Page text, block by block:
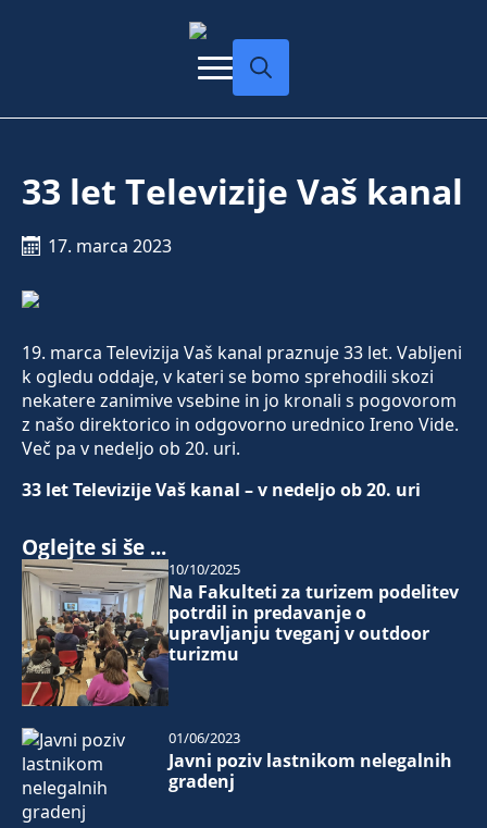
33 let Televizije Vaš kanal
17. marca 2023
19. marca Televizija Vaš kanal praznuje 33 let. Vabljeni
k ogledu oddaje, v kateri se bomo sprehodili skozi
nekatere zanimive vsebine in jo kronali s pogovorom
z našo direktorico in odgovorno urednico Ireno Vide.
Več pa v nedeljo ob 20. uri.
33 let Televizije Vaš kanal – v nedeljo ob 20. uri
Oglejte si še ...
Na Fakulteti za turizem podelitev
potrdil in predavanje o
upravljanju tveganj v outdoor
turizmu
10/10/2025
Javni poziv lastnikom nelegalnih
gradenj
01/06/2023